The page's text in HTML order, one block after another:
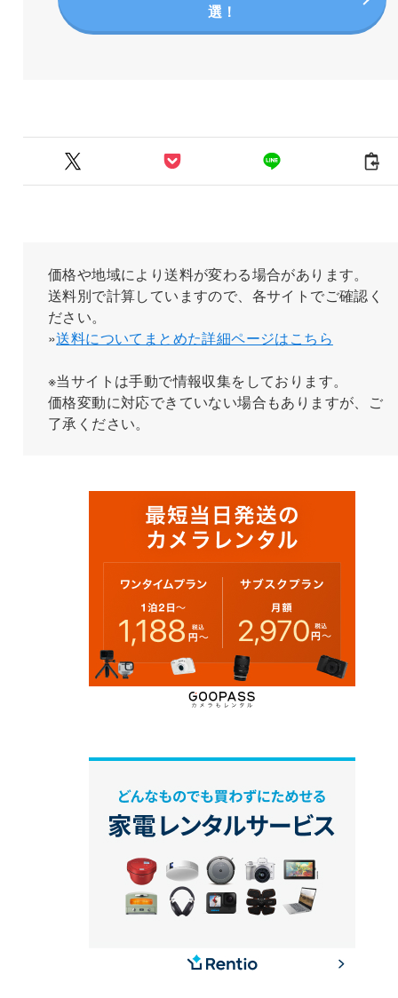
選！
価格や地域により送料が変わる場合があります。
送料別で計算していますので、各サイトでご確認く
ださい。
»送料についてまとめた詳細ページはこちら
※当サイトは手動で情報収集をしております。
価格変動に対応できていない場合もありますが、ご
了承ください。